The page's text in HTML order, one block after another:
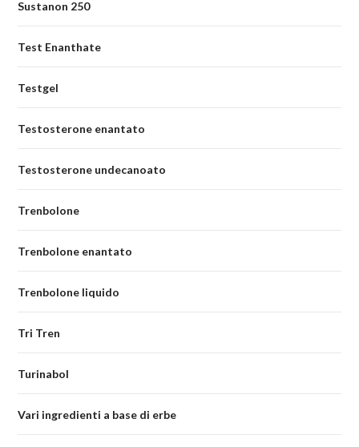
Sustanon 250
Test Enanthate
Testgel
Testosterone enantato
Testosterone undecanoato
Trenbolone
Trenbolone enantato
Trenbolone liquido
Tri Tren
Turinabol
Vari ingredienti a base di erbe